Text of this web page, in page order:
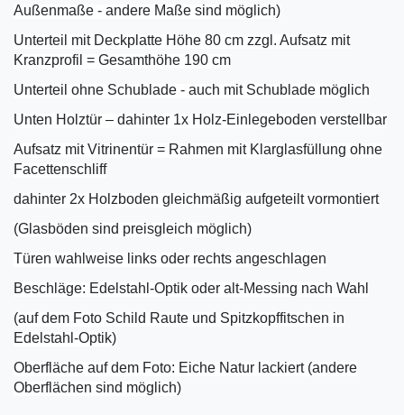
Außenmaße - andere Maße sind möglich)
Unterteil mit Deckplatte Höhe 80 cm zzgl. Aufsatz mit
Kranzprofil = Gesamthöhe 190 cm
Unterteil ohne Schublade - auch mit Schublade möglich
Unten Holztür – dahinter 1x Holz-Einlegeboden verstellbar
Aufsatz mit Vitrinentür = Rahmen mit Klarglasfüllung ohne
Facettenschliff
dahinter 2x Holzboden gleichmäßig aufgeteilt vormontiert
(Glasböden sind preisgleich möglich)
Türen wahlweise links oder rechts angeschlagen
Beschläge: Edelstahl-Optik oder alt-Messing nach Wahl
(auf dem Foto Schild Raute und Spitzkopffitschen in
Edelstahl-Optik)
Oberfläche auf dem Foto: Eiche Natur lackiert (andere
Oberflächen sind möglich)